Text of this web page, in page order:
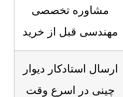
مشاوره تخصصی
مهندسی قبل از خرید
ارسال استادکار دیوار
چینی در اسرع وقت